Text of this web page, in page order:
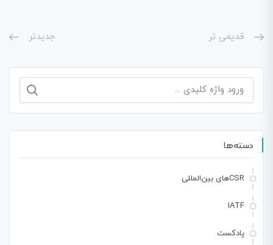
قدیمی تر جدیدتر
برای:
دسته‌ها
CSRهای بین‌المللی
IATF
پادکست